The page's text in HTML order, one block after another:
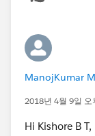
ManojKumar
2018년 4월 9일 오
Hi Kishore B T,